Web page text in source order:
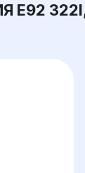
322I,